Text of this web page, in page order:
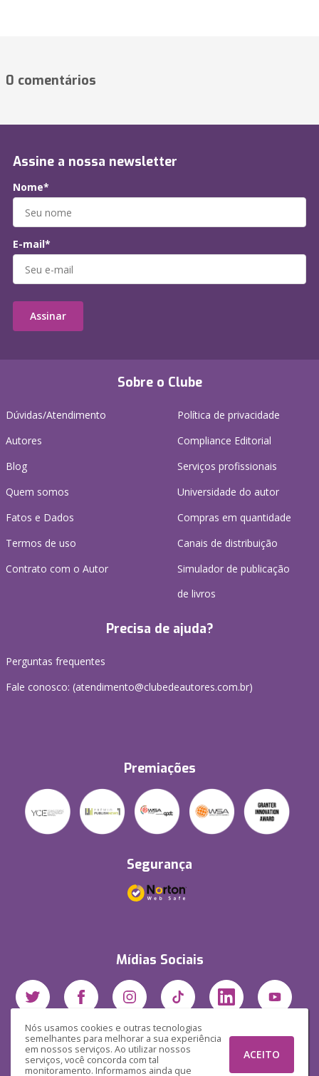
Nós usamos cookies e outras tecnologias
semelhantes para melhorar a sua experiência
em nossos serviços. Ao utilizar nossos
serviços, você concorda com tal
monitoramento. Informamos ainda que
ACEITO
0 comentários
Sobre o Clube
Dúvidas/Atendimento
Autores
Blog
Quem somos
Fatos e Dados
Termos de uso
Contrato com o Autor
Política de privacidade
Compliance Editorial
Serviços profissionais
Universidade do autor
Compras em quantidade
Canais de distribuição
Simulador de publicação
de livros
Precisa de ajuda?
Perguntas frequentes
Fale conosco: (atendimento@clubedeautores.com.br)
Premiações
Segurança
Mídias Sociais
Assine a nossa newsletter
Nome*
E-mail*
Assinar